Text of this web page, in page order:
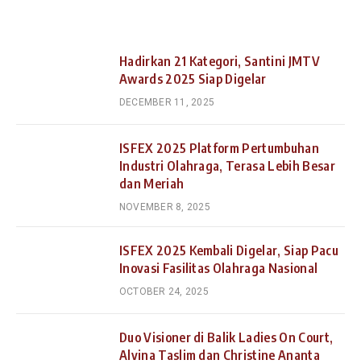
Hadirkan 21 Kategori, Santini JMTV
Awards 2025 Siap Digelar
DECEMBER 11, 2025
ISFEX 2025 Platform Pertumbuhan
Industri Olahraga, Terasa Lebih Besar
dan Meriah
NOVEMBER 8, 2025
ISFEX 2025 Kembali Digelar, Siap Pacu
Inovasi Fasilitas Olahraga Nasional
OCTOBER 24, 2025
Duo Visioner di Balik Ladies On Court,
Alvina Taslim dan Christine Ananta